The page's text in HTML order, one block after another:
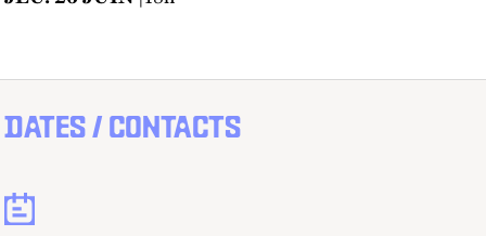
DATES / CONTACTS
Dates